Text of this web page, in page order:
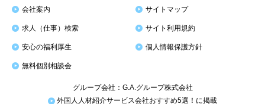
会社案内 サイトマップ
求人（仕事）検索 サイト利用規約
安心の福利厚生 個人情報保護方針
無料個別相談会
グループ会社：G.A.グループ株式会社
外国人人材紹介サービス会社おすすめ5選！に掲載